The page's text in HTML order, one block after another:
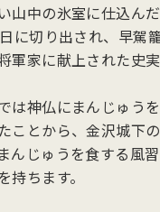
山中の氷室に仕込ん
に切り出され、早駕
軍家に献上された史実
は神仏にまんじゅう
ことから、金沢城下
んじゅうを食する風
持ちます。